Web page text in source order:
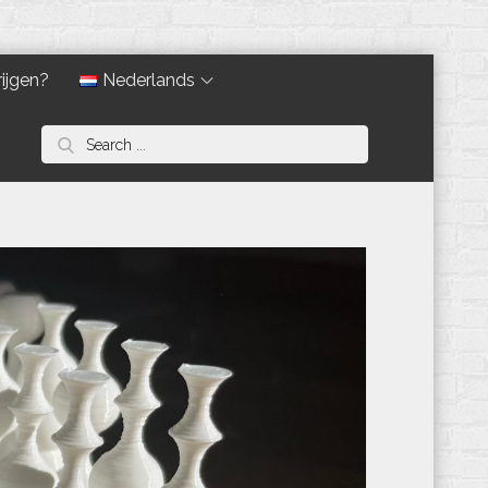
Nederlands
Search
for: